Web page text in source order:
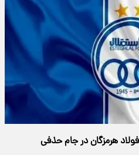
هرمزگان در جام حذفی